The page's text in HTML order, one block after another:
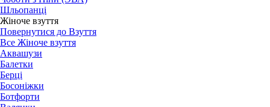
Шльопанці
Жіноче взуття
Повернутися до Взуття
Все Жіноче взуття
Аквашузи
Балетки
Берці
Босоніжки
Ботфорти